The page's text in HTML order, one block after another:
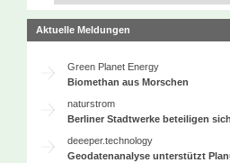
Aktuelle Meldungen
Green Planet Energy
Biomethan aus Morschen
naturstrom
Berliner Stadtwerke beteiligen
deeeper.technology
Geodatenanalyse unterstützt